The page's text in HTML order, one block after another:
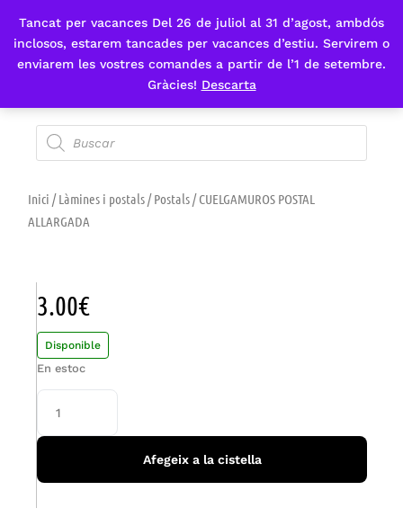
Tancat per vacances Del 26 de juliol al 31 d’agost, ambdós
inclosos, estarem tancades per vacances d’estiu. Servirem o
enviarem les vostres comandes a partir de l’1 de setembre.
Gràcies! Descarta
Fes-te'n sòcia
Inici /Làmines i postals/Postals/ CUELGAMUROS POSTAL
ALLARGADA
3.00€
Disponible
En estoc
Afegeix a la cistella